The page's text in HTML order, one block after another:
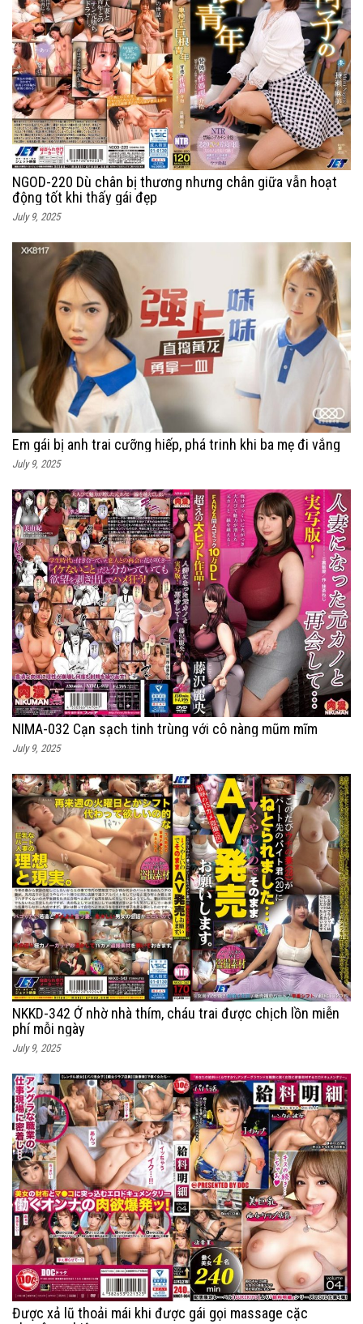
NGOD-220 Dù chân bị thương nhưng chân giữa vẫn hoạt
động tốt khi thấy gái đẹp
July 9, 2025
Em gái bị anh trai cưỡng hiếp, phá trinh khi ba mẹ đi vắng
July 9, 2025
NIMA-032 Cạn sạch tinh trùng với cô nàng mũm mĩm
July 9, 2025
NKKD-342 Ở nhờ nhà thím, cháu trai được chịch lồn miễn
phí mỗi ngày
July 9, 2025
Được xả lũ thoải mái khi được gái gọi massage cặc